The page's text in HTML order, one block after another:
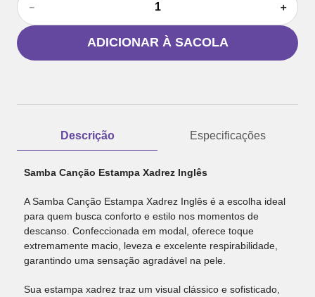
＋
－
ADICIONAR À SACOLA
Descrição Especificações
Samba Canção Estampa Xadrez Inglês
A Samba Canção Estampa Xadrez Inglês é a escolha ideal
para quem busca conforto e estilo nos momentos de
descanso. Confeccionada em modal, oferece toque
extremamente macio, leveza e excelente respirabilidade,
garantindo uma sensação agradável na pele.
Sua estampa xadrez traz um visual clássico e sofisticado,